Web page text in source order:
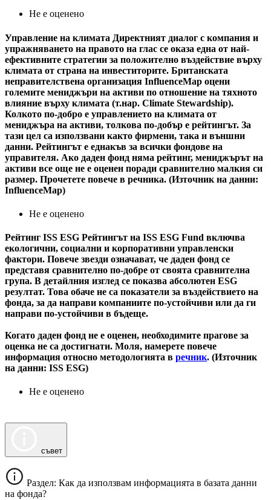
Не е оценено
Управление на климата Директният диалог с компания и
упражняването на правото на глас се оказа една от най-
ефективните стратегии за положително въздействие върху
климата от страна на инвеститорите. Британската
неправителствена организация InfluenceMap оцени
големите мениджъри на активи по отношение на тяхното
влияние върху климата (т.нар. Climate Stewardship).
Колкото по-добро е управлението на климата от
мениджъра на активи, толкова по-добър е рейтингът. За
тази цел са използвани както фирмени, така и външни
данни. Рейтингът е еднакъв за всички фондове на
управителя. Ако даден фонд няма рейтинг, мениджърът на
активи все още не е оценен поради сравнително малкия си
размер. Прочетете повече в речника. (Източник на данни:
InfluenceMap)
Не е оценено
Рейтинг ISS ESG Рейтингът на ISS ESG Fund включва
екологични, социални и корпоративни управленски
фактори. Повече звезди означават, че даден фонд се
представя сравнително по-добре от своята сравнителна
група. В детайлния изглед се показва абсолютен ESG
резултат. Това обаче не са показатели за въздействието на
фонда, за да направи компаниите по-устойчиви или да ги
направи по-устойчиви в бъдеще.
Когато даден фонд не е оценен, необходимите прагове за
оценка не са достигнати. Моля, намерете повече
информация относно методологията в речник. (Източник
на данни: ISS ESG)
Не е оценено
съвет
Раздел: Как да използвам информацията в базата данни
на фонда?